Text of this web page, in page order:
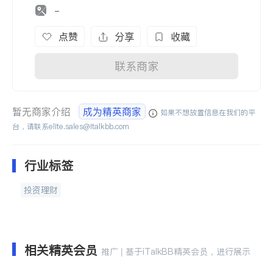
-
点赞 分享 收藏
联系商家
暂无商家介绍 成为精英商家
如果不想放置信息在我们的平
台，请联系elite.sales@italkbb.com
行业标签
投资理财
相关精英会员 推广 | 基于iTalkBB精英会员，进行展示